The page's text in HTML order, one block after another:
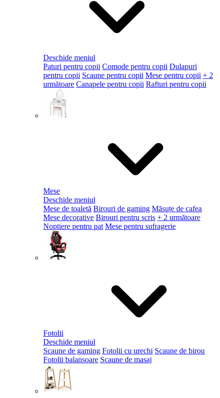
Deschide meniul
Paturi pentru copii Comode pentru copii Dulapuri
pentru copii Scaune pentru copii Mese pentru copii + 2
următoare Canapele pentru copii Rafturi pentru copii
Mese
Deschide meniul
Mese de toaletă Birouri de gaming Măsuțe de cafea
Mese decorative Birouri pentru scris + 2 următoare
Noptiere pentru pat Mese pentru sufragerie
Fotolii
Deschide meniul
Scaune de gaming Fotolii cu urechi Scaune de birou
Fotolii balansoare Scaune de masaj